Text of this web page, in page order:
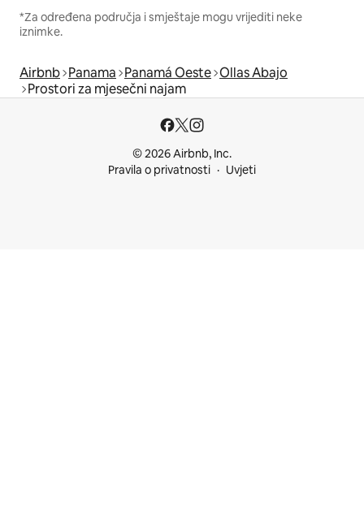
*Za određena područja i smještaje mogu vrijediti neke
iznimke.
Airbnb Panama Panamá Oeste Ollas Abajo
Prostori za mjesečni najam
© 2026 Airbnb, Inc.
Pravila o privatnosti
Uvjeti